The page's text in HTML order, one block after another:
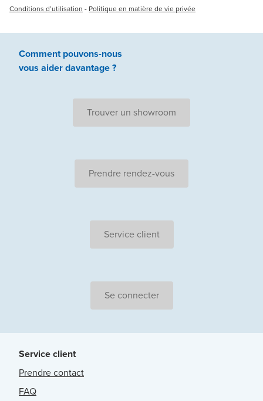
Conditions d’utilisation - Politique en matière de vie privée
Comment pouvons-nous
vous aiderdavantage ?
Trouver un showroom
Prendre rendez-vous
Service client
Se connecter
Service client
Prendre contact
FAQ